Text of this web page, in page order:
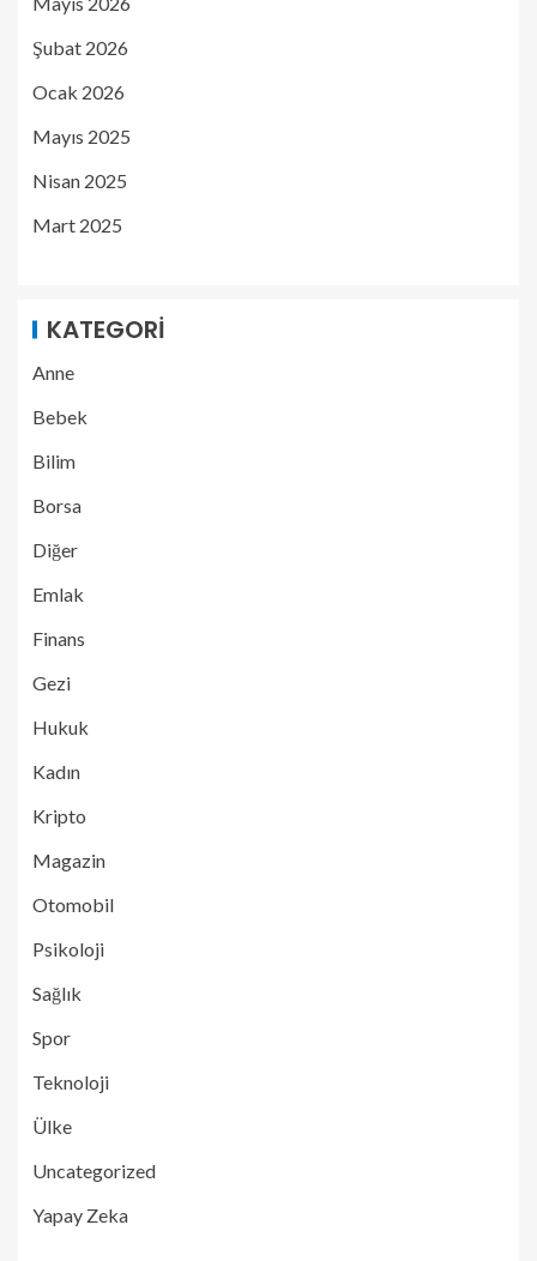
Şubat 2026
Ocak 2026
Mayıs 2025
Nisan 2025
Mart 2025
KATEGORI
Anne
Bebek
Bilim
Borsa
Diğer
Emlak
Finans
Gezi
Hukuk
Kadın
Kripto
Magazin
Otomobil
Psikoloji
Sağlık
Spor
Teknoloji
Ülke
Uncategorized
Yapay Zeka